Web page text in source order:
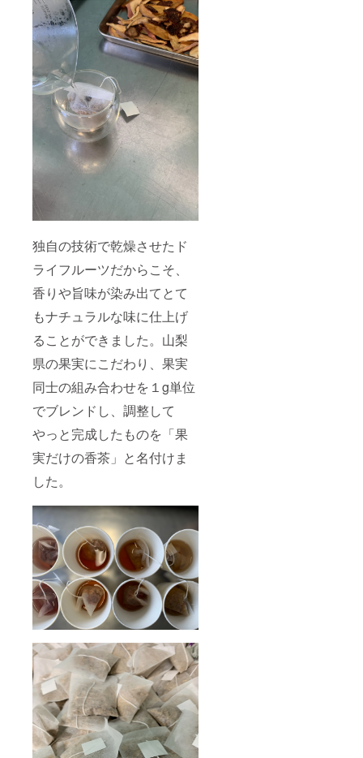
独自の技術で乾燥させたド
ライフルーツだからこそ、
香りや旨味が染み出てとて
もナチュラルな味に仕上げ
ることができました。山梨
県の果実にこだわり、果実
同士の組み合わせを１g単位
でブレンドし、調整して
やっと完成したものを「果
実だけの香茶」と名付けま
した。